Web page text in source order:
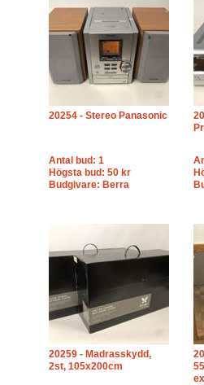
20254 - Stereo Panasonic
Antal bud: 1
Högsta bud: 50 kr
Budgivare: Berra
20259 - Madrasskydd,
2st, 105x200cm